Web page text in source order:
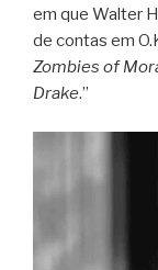
em que Walter
de contas em
Zombies of
Drake.”